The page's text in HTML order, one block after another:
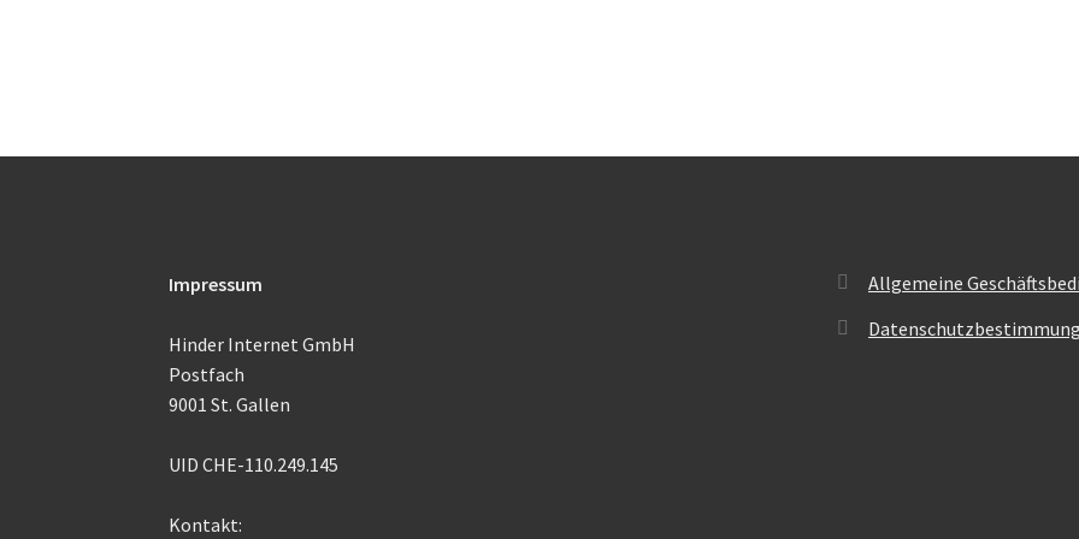
Impressum
Hinder Internet GmbH
Postfach
9001 St. Gallen
UID CHE-110.249.145
Kontakt:
Allgemeine